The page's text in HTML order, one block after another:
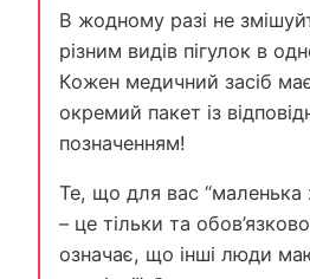
В жодному разі не
різним видів пігулок в
Кожен медичний засіб
окремий пакет із
позначенням!
Те, що для вас “маленька
– це тільки та
означає, що інші люди